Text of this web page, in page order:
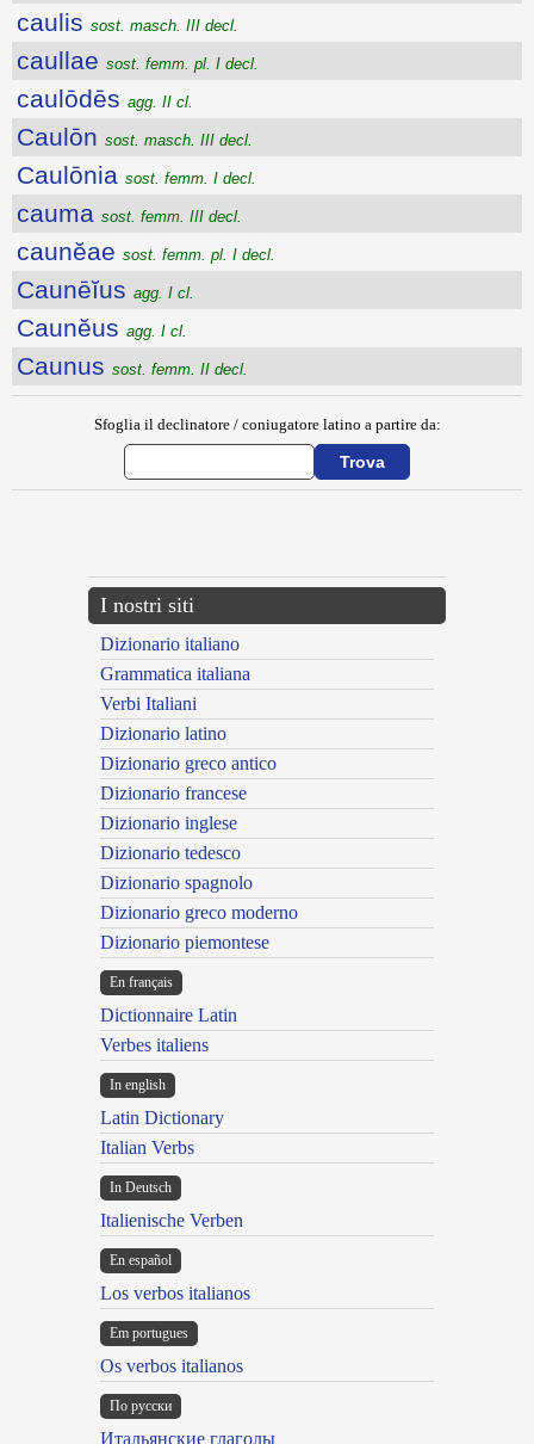
caulis sost. masch. III decl.
caullae sost. femm. pl. I decl.
caulōdēs agg. II cl.
Caulōn sost. masch. III decl.
Caulōnia sost. femm. I decl.
cauma sost. femm. III decl.
caunĕae sost. femm. pl. I decl.
Caunēĭus agg. I cl.
Caunĕus agg. I cl.
Caunus sost. femm. II decl.
Sfoglia il declinatore / coniugatore latino a partire da:
I nostri siti
Dizionario italiano
Grammatica italiana
Verbi Italiani
Dizionario latino
Dizionario greco antico
Dizionario francese
Dizionario inglese
Dizionario tedesco
Dizionario spagnolo
Dizionario greco moderno
Dizionario piemontese
En français
Dictionnaire Latin
Verbes italiens
In english
Latin Dictionary
Italian Verbs
In Deutsch
Italienische Verben
En español
Los verbos italianos
Em portugues
Os verbos italianos
По русски
Итальянские глаголы